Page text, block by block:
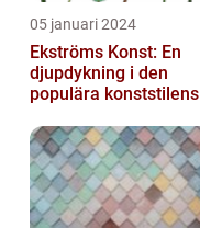
05 januari 2024
Ekströms Konst: En
djupdykning i den
populära konststilens